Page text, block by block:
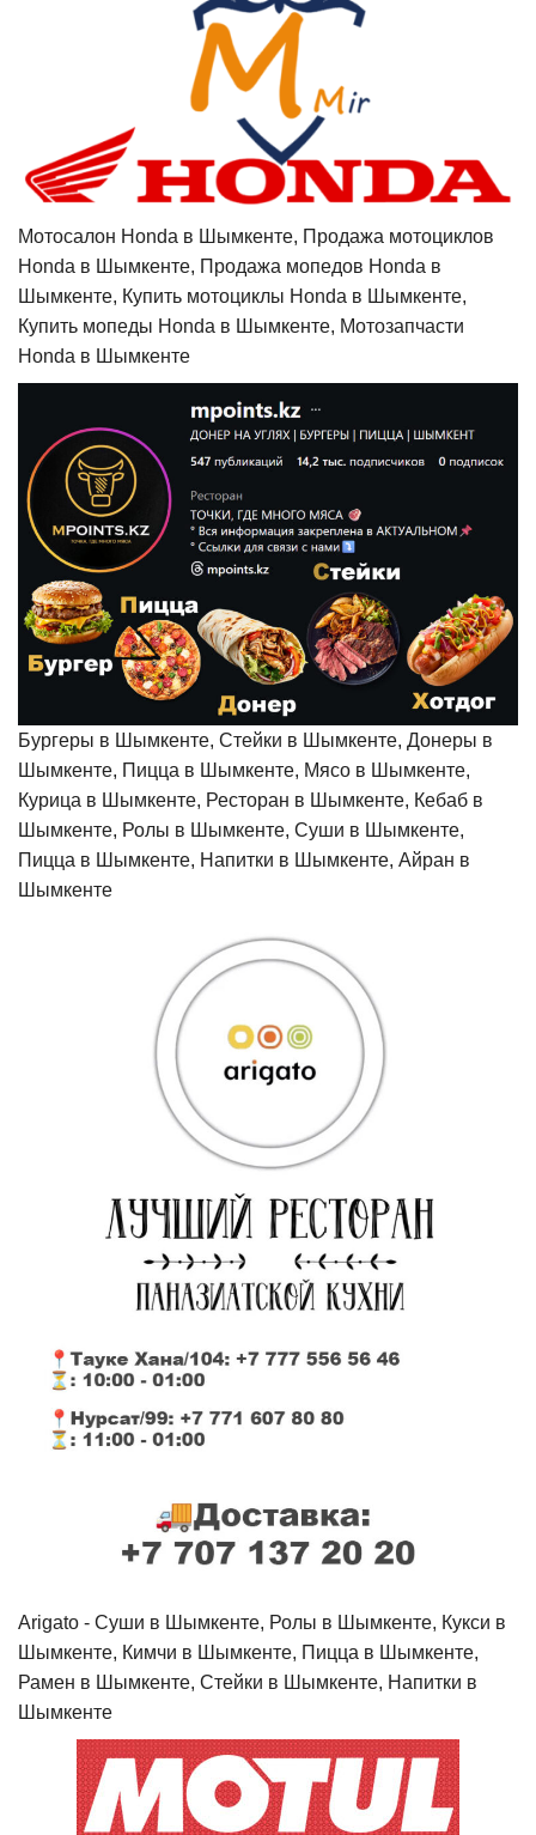
Мотосалон Honda в Шымкенте, Продажа мотоциклов
Honda в Шымкенте, Продажа мопедов Honda в
Шымкенте, Купить мотоциклы Honda в Шымкенте,
Купить мопеды Honda в Шымкенте, Мотозапчасти
Honda в Шымкенте
Бургеры в Шымкенте, Стейки в Шымкенте, Донеры в
Шымкенте, Пицца в Шымкенте, Мясо в Шымкенте,
Курица в Шымкенте, Ресторан в Шымкенте, Кебаб в
Шымкенте, Ролы в Шымкенте, Суши в Шымкенте,
Пицца в Шымкенте, Напитки в Шымкенте, Айран в
Шымкенте
Arigato - Cуши в Шымкенте, Ролы в Шымкенте, Кукси в
Шымкенте, Кимчи в Шымкенте, Пицца в Шымкенте,
Рамен в Шымкенте, Стейки в Шымкенте, Напитки в
Шымкенте